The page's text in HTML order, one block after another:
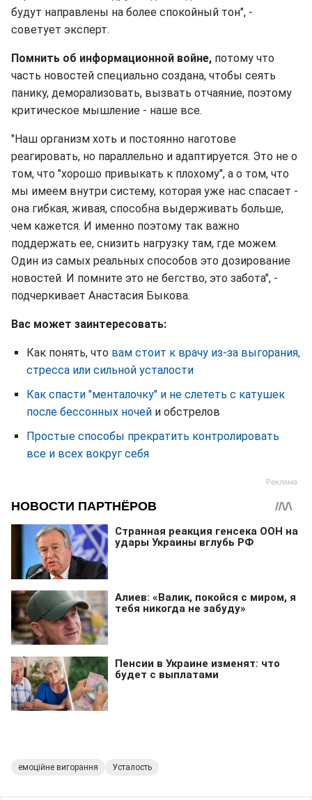
будут направлены на более спокойный тон", -
советует эксперт.
Помнить об информационной войне, потому что
часть новостей специально создана, чтобы сеять
панику, деморализовать, вызвать отчаяние, поэтому
критическое мышление - наше все.
"Наш организм хоть и постоянно наготове
реагировать, но параллельно и адаптируется. Это не о
том, что "хорошо привыкать к плохому", а о том, что
мы имеем внутри систему, которая уже нас спасает -
она гибкая, живая, способна выдерживать больше,
чем кажется. И именно поэтому так важно
поддержать ее, снизить нагрузку там, где можем.
Один из самых реальных способов это дозирование
новостей. И помните это не бегство, это забота", -
подчеркивает Анастасия Быкова.
Вас может заинтересовать:
Как понять, что вам стоит к врачу из-за выгорания,
стресса или сильной усталости
Как спасти "менталочку" и не слететь с катушек
после бессонных ночей и обстрелов
Простые способы прекратить контролировать
все и всех вокруг себя
емоційне вигорання Усталость